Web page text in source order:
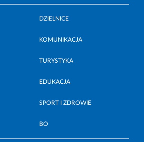
DZIELNICE
KOMUNIKACJA
TURYSTYKA
EDUKACJA
SPORT I ZDROWIE
BO